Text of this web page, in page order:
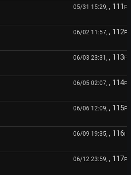
05/31 15:29, , 111 F
06/02 11:57, , 112F
06/03 23:31, , 113F
06/05 02:07, , 114F
06/06 12:09, , 115F
06/09 19:35, , 116F
06/12 23:59, , 117F